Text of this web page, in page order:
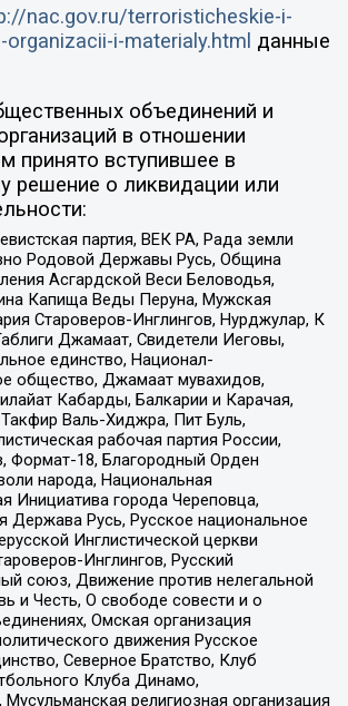
nac.gov.ru/terroristicheskie-i-
i-materialy.html данные
объединений и
в отношении
принято вступившее в
решение о ликвидации или
партия, ВЕК РА, Рада земли
Родовой Державы Русь, Община
Асгардской Веси Беловодья,
Капища Веды Перуна, Мужская
Староверов-Инглингов, Нурджулар, К
Джамаат, Свидетели Иеговы,
единство, Национал-
общество, Джамаат мувахидов,
Кабарды, Балкарии и Карачая,
Валь-Хиджра, Пит Буль,
рабочая партия России,
Формат-18, Благородный Орден
народа, Национальная
Инициатива города Череповца,
Держава Русь, Русское национальное
Инглистической церкви
Инглингов, Русский
союз, Движение против нелегальной
и Честь, О свободе совести и о
Омская организация
движения Русское
Северное Братство, Клуб
Клуба Динамо,
религиозная организация